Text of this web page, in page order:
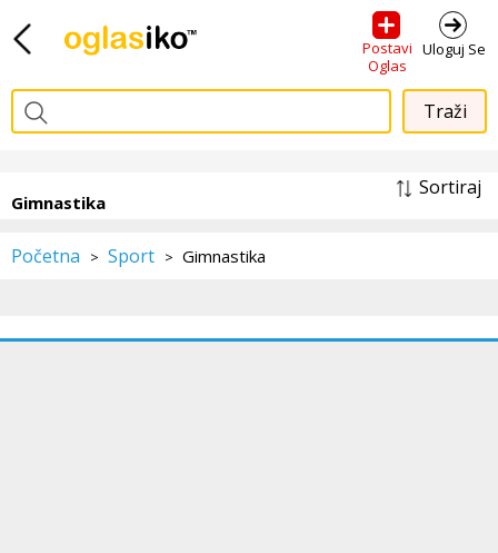
Postavi
Oglas
Uloguj Se
Sortiraj
Gimnastika
Početna > Sport > Gimnastika